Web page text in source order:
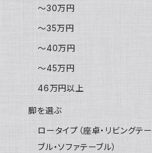
～30万円
～35万円
～40万円
～45万円
46万円以上
脚を選ぶ
ロータイプ（座卓・リビングテー
ブル・ソファテーブル）